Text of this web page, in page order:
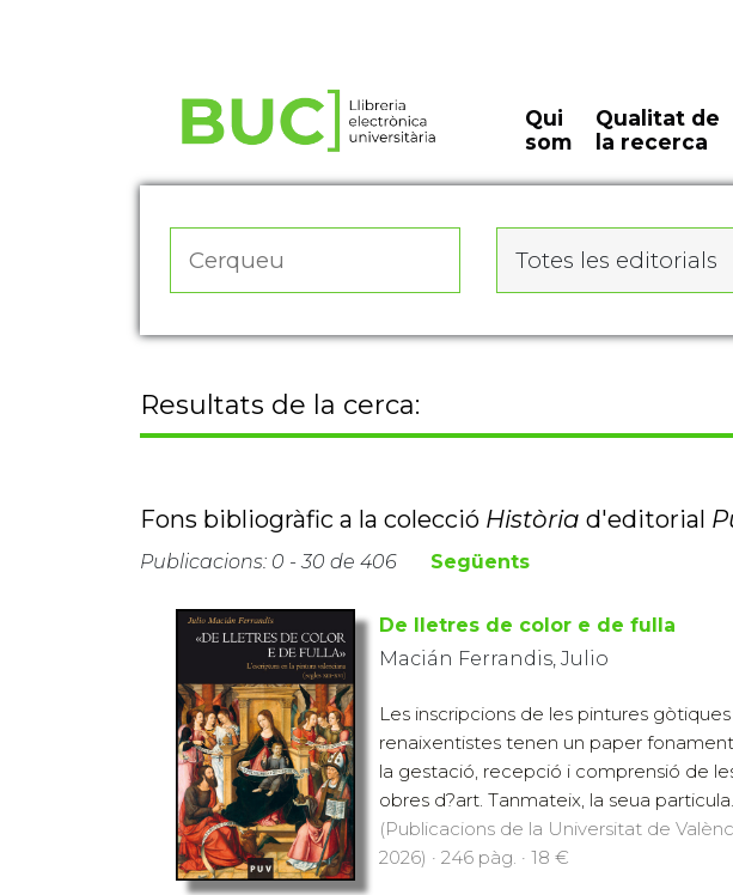
Qui
som
Qualitat de
la recerca
Totes les editorials
Resultats de la cerca:
Fons bibliogràfic a la colecció Història d'editorial
Publicacions: 0 - 30 de 406 Següents
De lletres de color e de fulla
Macián Ferrandis, Julio
Les inscripcions de les pintures gòtiques
renaixentistes tenen un paper
la gestació, recepció i comprensió de
obres d?art. Tanmateix, la seua
(Publicacions de la Universitat de
2026) · 246 pàg. · 18 €